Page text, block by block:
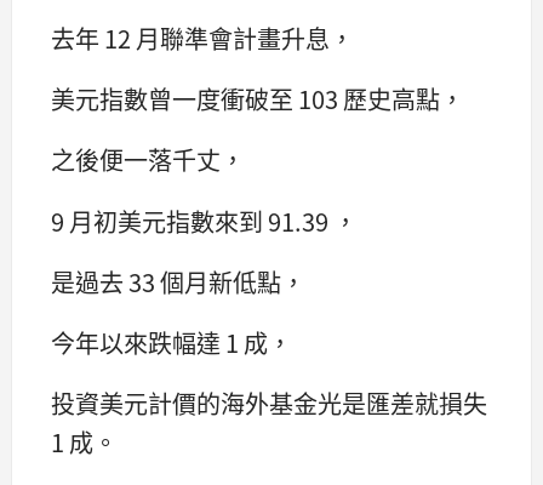
去年 12 月聯準會計畫升息，
美元指數曾一度衝破至 103 歷史高點，
之後便一落千丈，
9 月初美元指數來到 91.39 ，
是過去 33 個月新低點，
今年以來跌幅達 1 成，
投資美元計價的海外基金光是匯差就損失
1 成。